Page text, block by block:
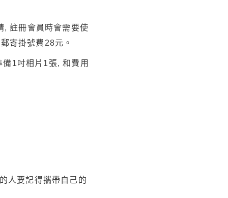
, 註冊會員時會需要使
寄掛號費28元。
1吋相片1張, 和費用
人要記得攜帶自己的